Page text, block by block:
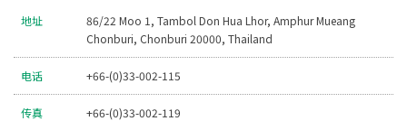
地址
86/22 Moo 1, Tambol Don Hua Lhor, Amphur Mueang
Chonburi, Chonburi 20000, Thailand
电话 +66-(0)33-002-115
传真 +66-(0)33-002-119